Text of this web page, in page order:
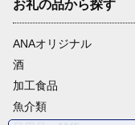
お礼の品から探す
ANAオリジナル
酒
加工食品
魚介類